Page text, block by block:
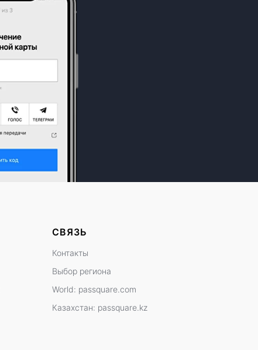
СВЯЗЬ
Контакты
Выбор региона
World: passquare.com
Казахстан: passquare.kz